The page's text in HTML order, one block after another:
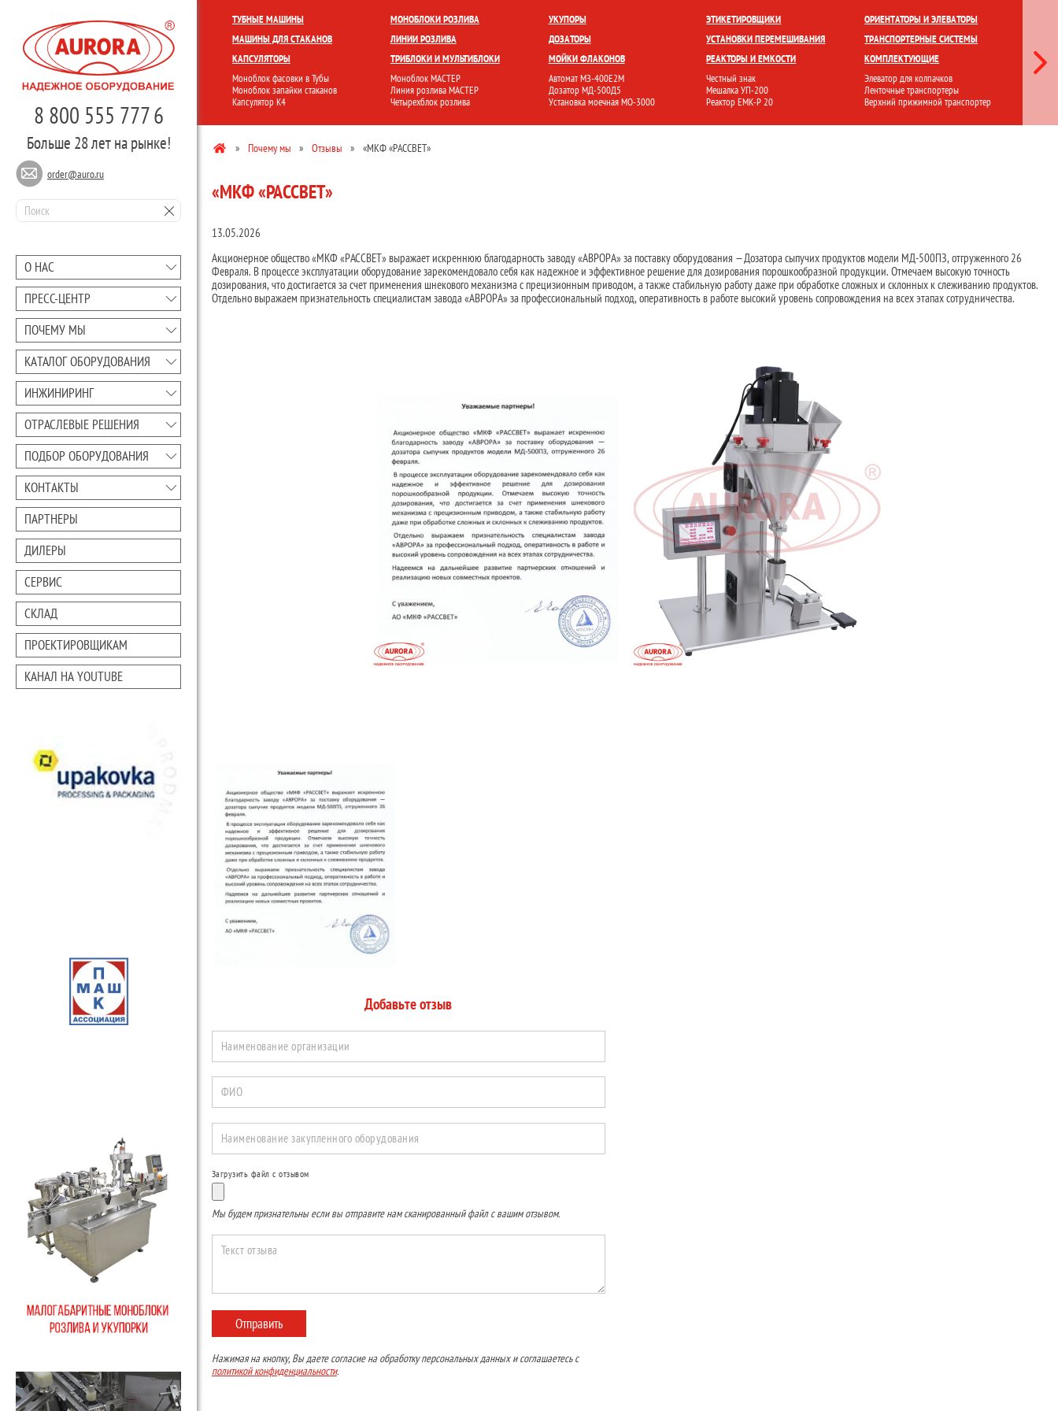
8 800 555 777 6
Больше 28 лет на рынке!
order@auro.ru
О НАС
ПРЕCC-ЦЕНТР
ПОЧЕМУ МЫ
КАТАЛОГ ОБОРУДОВАНИЯ
ИНЖИНИРИНГ
ОТРАСЛЕВЫЕ РЕШЕНИЯ
ПОДБОР ОБОРУДОВАНИЯ
КОНТАКТЫ
ПАРТНЕРЫ
ДИЛЕРЫ
СЕРВИС
СКЛАД
ПРОЕКТИРОВЩИКАМ
КАНАЛ НА YOUTUBE
ТУБНЫЕ МАШИНЫ
МАШИНЫ ДЛЯ СТАКАНОВ
КАПСУЛЯТОРЫ
Моноблок фасовки в Тубы
Моноблок запайки стаканов
Капсулятор К4
МОНОБЛОКИ РОЗЛИВА
ЛИНИИ РОЗЛИВА
ТРИБЛОКИ И МУЛЬТИБЛОКИ
Моноблок МАСТЕР
Линия розлива МАСТЕР
Четырехблок розлива
УКУПОРЫ
ДОЗАТОРЫ
МОЙКИ ФЛАКОНОВ
Автомат МЗ-400Е2М
Дозатор МД-500Д5
Установка моечная МО-3000
ЭТИКЕТИРОВЩИКИ
УСТАНОВКИ ПЕРЕМЕШИВАНИЯ
РЕАКТОРЫ И ЕМКОСТИ
Честный знак
Мешалка УП-200
Реактор ЕМК-Р 20
ОРИЕНТАТОРЫ И ЭЛЕВАТОРЫ
ТРАНСПОРТЕРНЫЕ СИСТЕМЫ
КОМПЛЕКТУЮЩИЕ
Элеватор для колпачков
Ленточные транспортеры
Верхний прижимной транспортер
КОМПЛЕКСНЫЕ ЛИНИИ УКУПОРКА РОЗЛИВ И ФАСОВКА МОЙКА ТАРЫ НАКЛЕЙКА ЭТИКЕТКИ ПРИГОТОВЛЕНИЕ И ХРАНЕНИЕ ПЕРЕМЕШИВАНИЕ
» Почему мы » Отзывы » «МКФ «РАССВЕТ»
«МКФ «РАССВЕТ»
13.05.2026
Акционерное общество «МКФ «РАССВЕТ» выражает искреннюю благодарность заводу «АВРОРА» за поставку оборудования — Дозатора сыпучих продуктов модели МД-500ПЗ, отгруженного 26
Февраля. В процессе эксплуатации оборудование зарекомендовало себя как надежное и эффективное решение для дозирования порошкообразной продукции. Отмечаем высокую точность
дозирования, что достигается за счет применения шнекового механизма с прецизионным приводом, а также стабильную работу даже при обработке сложных и склонных к слеживанию продуктов.
Отдельно выражаем признательность специалистам завода «АВРОРА» за профессиональный подход, оперативность в работе высокий уровень сопровождения на всех этапах сотрудничества.
Добавьте отзыв
Наименование организации
ФИО
Наименование закупленного оборудования
Загрузить файл с отзывом
Мы будем признательны если вы отправите нам сканированный файл с вашим отзывом.
Текст отзыва
Отправить
Нажимая на кнопку, Вы даете согласие на обработку персональных данных и соглашаетесь с
политикой конфиденциальности.